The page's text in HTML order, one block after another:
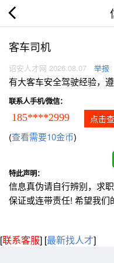
客车司机
诏安人才网 2026.08.07 举报
有大客车安全驾驶经验，
联系人手机/微信：
185****2999 点击
(查看需要10金币)
特此声明：
信息真伪请自行辨别，求
保证或连带责任! 希望我们
[联系客服] [最新找人才]